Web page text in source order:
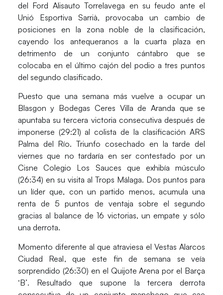
del Ford Alisauto Torrelavega en su feudo ante el
Unió Esportiva Sarrià, provocaba un cambio de
posiciones en la zona noble de la clasificación,
cayendo los antequeranos a la cuarta plaza en
detrimento de un conjunto cántabro que se
colocaba en el último cajón del podio a tres puntos
del segundo clasificado.
Puesto que una semana más vuelve a ocupar un
Blasgon y Bodegas Ceres Villa de Aranda que se
apuntaba su tercera victoria consecutiva después de
imponerse (29:21) al colista de la clasificación ARS
Palma del Río. Triunfo cosechado en la tarde del
viernes que no tardaría en ser contestado por un
Cisne Colegio Los Sauces que exhibía músculo
(26:34) en su visita al Trops Málaga. Dos puntos para
un líder que, con un partido menos, acumula una
renta de 5 puntos de ventaja sobre el segundo
gracias al balance de 16 victorias, un empate y sólo
una derrota.
Momento diferente al que atraviesa elVestas Alarcos
Ciudad Real, que este fin de semana se veía
sorprendido (26:30) en el Quijote Arena por el Barça
‘B’. Resultado que supone la tercera derrota